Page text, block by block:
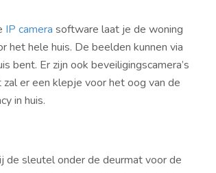
IP camera software laat je de woning
het hele huis. De beelden kunnen via
bent. Er zijn ook beveiligingscamera’s
er een klepje voor het oog van de
in huis.
sleutel onder de deurmat voor de